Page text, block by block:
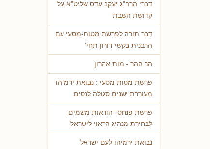
דברי הרה"ג יעקב עדס שליט"א על
קדושת השבת
דבר תורה לפרשת מטות-מסעי עם
הרבנית בקשי דורון תחי'
הר ההר - מות אהרון
פרשת מטות מסעי : נבואת ירמיהו
מעוררת ישנים סגולה לנסים
פרשת פנחס- הוראות משמים
לבחירת מנהיג הראוי לישראל
נבואת ירמיהו לעם ישראל